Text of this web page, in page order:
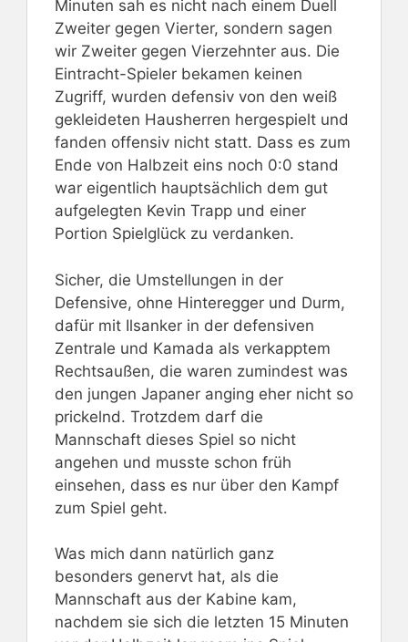
Minuten sah es nicht nach einem Duell
Zweiter gegen Vierter, sondern sagen
wir Zweiter gegen Vierzehnter aus. Die
Eintracht-Spieler bekamen keinen
Zugriff, wurden defensiv von den weiß
gekleideten Hausherren hergespielt und
fanden offensiv nicht statt. Dass es zum
Ende von Halbzeit eins noch 0:0 stand
war eigentlich hauptsächlich dem gut
aufgelegten Kevin Trapp und einer
Portion Spielglück zu verdanken.
Sicher, die Umstellungen in der
Defensive, ohne Hinteregger und Durm,
dafür mit Ilsanker in der defensiven
Zentrale und Kamada als verkapptem
Rechtsaußen, die waren zumindest was
den jungen Japaner anging eher nicht so
prickelnd. Trotzdem darf die
Mannschaft dieses Spiel so nicht
angehen und musste schon früh
einsehen, dass es nur über den Kampf
zum Spiel geht.
Was mich dann natürlich ganz
besonders genervt hat, als die
Mannschaft aus der Kabine kam,
nachdem sie sich die letzten 15 Minuten